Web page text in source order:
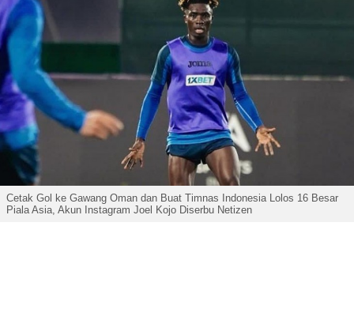
Cetak Gol ke Gawang Oman dan Buat Timnas Indonesia Lolos 16 Besar
Piala Asia, Akun Instagram Joel Kojo Diserbu Netizen